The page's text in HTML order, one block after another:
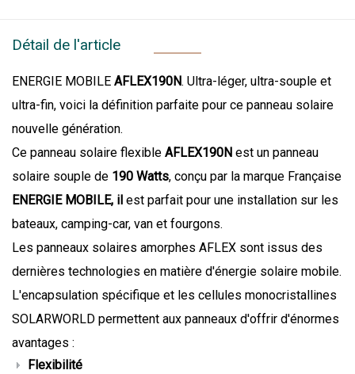
Détail de l'article
ENERGIE MOBILE AFLEX190N. Ultra-léger, ultra-souple et
ultra-fin, voici la définition parfaite pour ce panneau solaire
nouvelle génération.
Ce panneau solaire flexible AFLEX190N est un panneau
solaire souple de 190 Watts, conçu par la marque Française
ENERGIE MOBILE, il est parfait pour une installation sur les
bateaux, camping-car, van et fourgons.
Les panneaux solaires amorphes AFLEX sont issus des
dernières technologies en matière d'énergie solaire mobile.
L'encapsulation spécifique et les cellules monocristallines
SOLARWORLD permettent aux panneaux d'offrir d'énormes
avantages :
Flexibilité